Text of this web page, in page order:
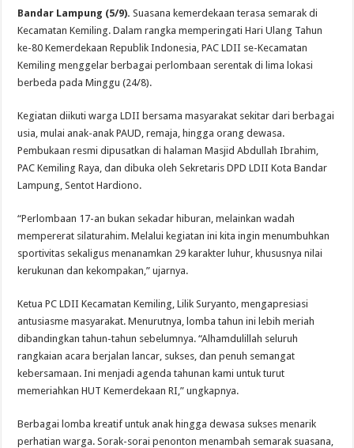
Bandar Lampung (5/9).Suasana kemerdekaan terasa semarak di
Kecamatan Kemiling. Dalam rangka memperingati Hari Ulang Tahun
ke-80 Kemerdekaan Republik Indonesia, PAC LDII se-Kecamatan
Kemiling menggelar berbagai perlombaan serentak di lima lokasi
berbeda pada Minggu (24/8).
Kegiatan diikuti warga LDII bersama masyarakat sekitar dari berbagai
usia, mulai anak-anak PAUD, remaja, hingga orang dewasa.
Pembukaan resmi dipusatkan di halaman Masjid Abdullah Ibrahim,
PAC Kemiling Raya, dan dibuka oleh Sekretaris DPD LDII Kota Bandar
Lampung, Sentot Hardiono.
“Perlombaan 17-an bukan sekadar hiburan, melainkan wadah
mempererat silaturahim. Melalui kegiatan ini kita ingin menumbuhkan
sportivitas sekaligus menanamkan 29 karakter luhur, khususnya nilai
kerukunan dan kekompakan,” ujarnya.
Ketua PC LDII Kecamatan Kemiling, Lilik Suryanto, mengapresiasi
antusiasme masyarakat. Menurutnya, lomba tahun ini lebih meriah
dibandingkan tahun-tahun sebelumnya. “Alhamdulillah seluruh
rangkaian acara berjalan lancar, sukses, dan penuh semangat
kebersamaan. Ini menjadi agenda tahunan kami untuk turut
memeriahkan HUT Kemerdekaan RI,” ungkapnya.
Berbagai lomba kreatif untuk anak hingga dewasa sukses menarik
perhatian warga. Sorak-sorai penonton menambah semarak suasana,